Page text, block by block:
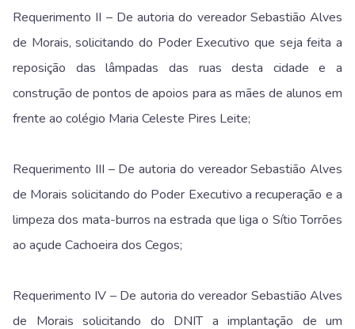
Requerimento II – De autoria do vereador Sebastião Alves
de Morais, solicitando do Poder Executivo que seja feita a
reposição das lâmpadas das ruas desta cidade e a
construção de pontos de apoios para as mães de alunos em
frente ao colégio Maria Celeste Pires Leite;
Requerimento III – De autoria do vereador Sebastião Alves
de Morais solicitando do Poder Executivo a recuperação e a
limpeza dos mata-burros na estrada que liga o Sítio Torrões
ao açude Cachoeira dos Cegos;
Requerimento IV – De autoria do vereador Sebastião Alves
de Morais solicitando do DNIT a implantação de um